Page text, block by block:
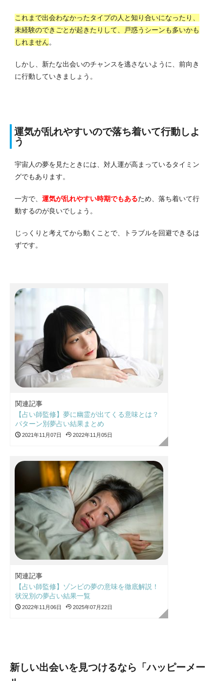
これまで出会わなかったタイプの人と知り合いになったり、
未経験のできごとが起きたりして、戸惑うシーンも多いかも
しれません。
しかし、新たな出会いのチャンスを逃さないように、前向き
に行動していきましょう。
運気が乱れやすいので落ち着いて行動しよ
う
宇宙人の夢を見たときには、対人運が高まっているタイミン
グでもあります。
一方で、 運気が乱れやすい時期でもあるため、落ち着いて行
動するのが良いでしょう。
じっくりと考えてから動くことで、トラブルを回避できるは
ずです。
関連記事
【占い師監修】夢に幽霊が出てくる意味とは？
パターン別夢占い結果まとめ
2021年11月07日 2022年11月05日
関連記事
【占い師監修】ゾンビの夢の意味を徹底解説！
状況別の夢占い結果一覧
2022年11月06日 2025年07月22日
新しい出会いを見つけるなら「ハッピーメー